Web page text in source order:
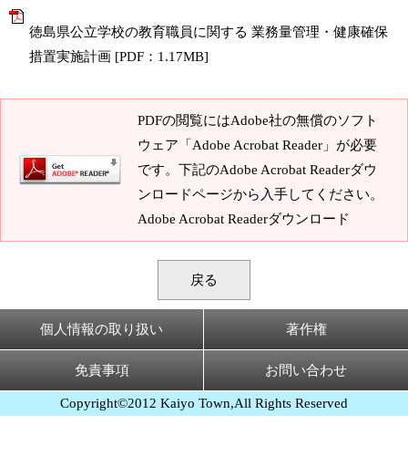
徳島県公立学校の教育職員に関する 業務量管理・健康確保
措置実施計画 [PDF：1.17MB]
PDFの閲覧にはAdobe社の無償のソフト
ウェア「Adobe Acrobat Reader」が必要
です。下記のAdobe Acrobat Readerダウ
ンロードページから入手してください。
Adobe Acrobat Readerダウンロード
戻る
個人情報の取り扱い 著作権
免責事項 お問い合わせ
Copyright©2012 Kaiyo Town,All Rights Reserved